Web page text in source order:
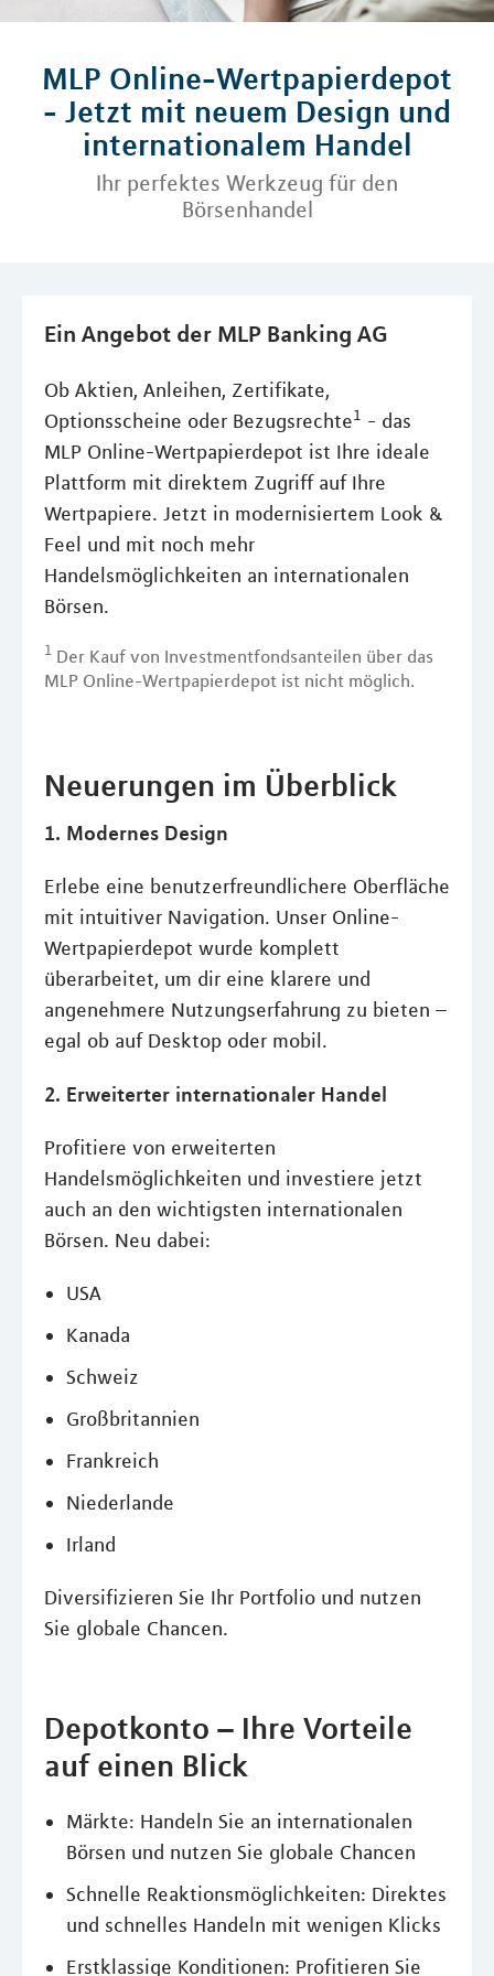
MLP Online-Wertpapierdepot
- Jetzt mit neuem Design und
internationalem Handel
Ihr perfektes Werkzeug für den
Börsenhandel
Ein Angebot der MLP Banking AG
Ob Aktien, Anleihen, Zertifikate,
Optionsscheine oder Bezugsrechte1 - das
MLP Online-Wertpapierdepot ist Ihre ideale
Plattform mit direktem Zugriff auf Ihre
Wertpapiere. Jetzt in modernisiertem Look &
Feel und mit noch mehr
Handelsmöglichkeiten an internationalen
Börsen.
1 Der Kauf von Investmentfondsanteilen über das
MLP Online-Wertpapierdepot ist nicht möglich.
Neuerungen im Überblick
1. Modernes Design
Erlebe eine benutzerfreundlichere Oberfläche
mit intuitiver Navigation. Unser Online-
Wertpapierdepot wurde komplett
überarbeitet, um dir eine klarere und
angenehmere Nutzungserfahrung zu bieten –
egal ob auf Desktop oder mobil.
2. Erweiterter internationaler Handel
Profitiere von erweiterten
Handelsmöglichkeiten und investiere jetzt
auch an den wichtigsten internationalen
Börsen. Neu dabei:
USA
Kanada
Schweiz
Großbritannien
Frankreich
Niederlande
Irland
Diversifizieren Sie Ihr Portfolio und nutzen
Sie globale Chancen.
Depotkonto – Ihre Vorteile
auf einen Blick
Märkte: Handeln Sie an internationalen
Börsen und nutzen Sie globale Chancen
Schnelle Reaktionsmöglichkeiten: Direktes
und schnelles Handeln mit wenigen Klicks
Erstklassige Konditionen: Profitieren Sie